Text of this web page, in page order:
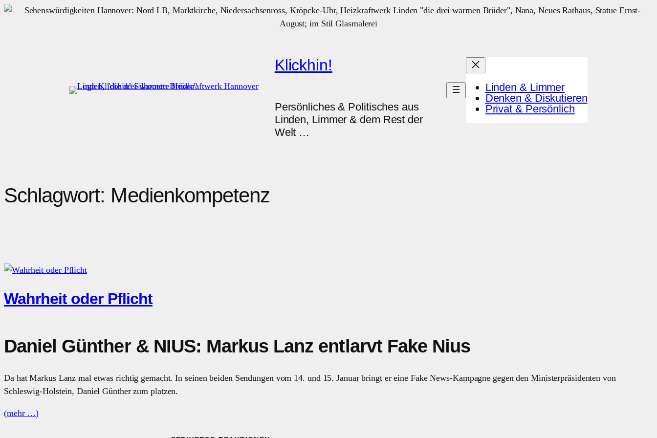
Zum
Klickhin!
Persönliches & Politisches aus
Linden, Limmer & dem Rest der
Welt …
Linden & Limmer
Denken & Diskutieren
Privat & Persönlich
Schlagwort: Medienkompetenz
Wahrheit oder Pflicht
Daniel Günther & NIUS: Markus Lanz entlarvt Fake Nius
Da hat Markus Lanz mal etwas richtig gemacht. In seinen beiden Sendungen vom 14. und 15. Januar bringt er eine Fake News-Kampagne gegen den Ministerpräsidenten von
Schleswig-Holstein, Daniel Günther zum platzen.
(mehr …)